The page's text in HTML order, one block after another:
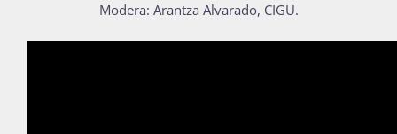
Modera: Arantza Alvarado, CIGU.